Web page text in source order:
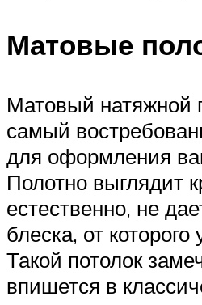
Матовые
Матовый натяжной
самый
для оформления
Полотно выглядит
естественно, не
блеска, от которого
Такой потолок
впишется в